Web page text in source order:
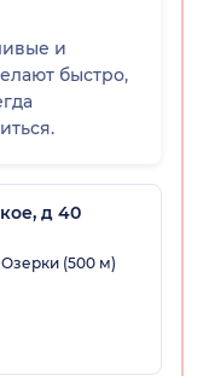
и
быстро,
д 40
Озерки (500 м)